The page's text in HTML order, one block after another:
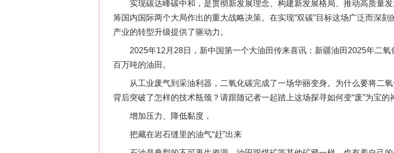
实现碳达峰碳中和，是贯彻新发展理念、构建新发展格局、推动高质量发
筹国内国际两个大局作出的重大战略决策。在实现“双碳”目标这场广泛而深
产业的转型升级提供了驱动力。
2025年12月28日，新中国第一个大油田传来喜讯：新疆油田2025年二氧
百万吨的油田。
从工业废气到采油利器，二氧化碳完成了一场华丽变身。为什么要将二氧
背后突破了怎样的技术瓶颈？请跟随记者一起踏上这场探寻如何变“废”为宝的
增加压力、降低黏度，
把藏在岩石缝里的油气“赶”出来